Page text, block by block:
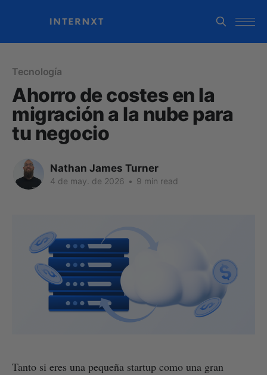
Tecnología
Ahorro de costes en la
migración a la nube para
tu negocio
Nathan James Turner
4 de may. de 2026 • 9 min read
Tanto si eres una pequeña startup como una gran